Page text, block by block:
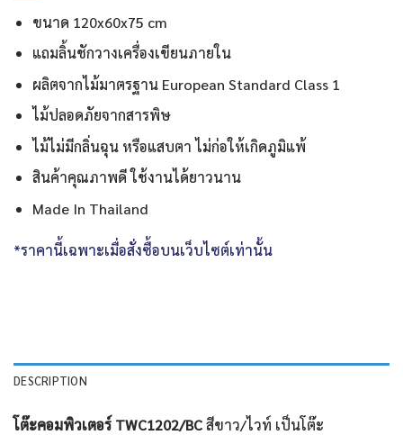
ขนาด 120x60x75 cm
แถมลิ้นชักวางเครื่องเขียนภายใน
ผลิตจากไม้มาตรฐาน European Standard Class 1
ไม้ปลอดภัยจากสารพิษ
ไม้ไม่มีกลิ่นฉุน หรือแสบตา ไม่ก่อให้เกิดภูมิแพ้
สินค้าคุณภาพดี ใช้งานได้ยาวนาน
Made In Thailand
*ราคานี้เฉพาะเมื่อสั่งซื้อบนเว็บไซต์เท่านั้น
DESCRIPTION
โต๊ะคอมพิวเตอร์ TWC1202/BCสีขาว/ไวท์ เป็นโต๊ะ